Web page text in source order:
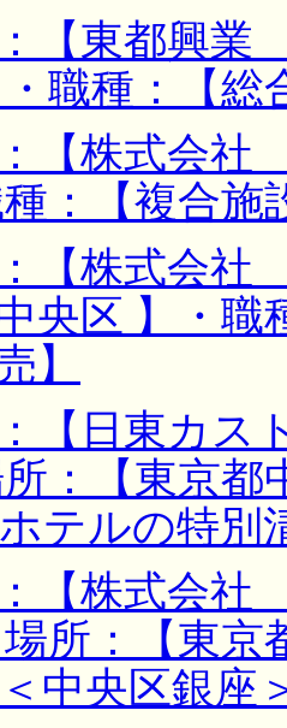
【東都興業
・職種：【
【株式会社
：【複合
【株式会
中央区 】・
】
【日東カ
：【東京都
テルの特別
【株式会
所：【東京
中央区銀座